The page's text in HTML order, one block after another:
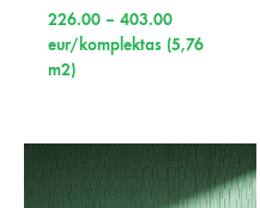
226.00 – 403.00Price
range:
eur/komplektas (5,76
m2)